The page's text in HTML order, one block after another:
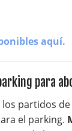
aquí.
para
partidos
el parking.